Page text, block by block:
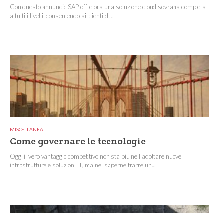
Con questo annuncio SAP offre ora una soluzione cloud sovrana completa
a tutti i livelli, consentendo ai clienti di...
MISCELLANEA
Come governare le tecnologie
Oggi il vero vantaggio competitivo non sta più nell'adottare nuove
infrastrutture e soluzioni IT, ma nel saperne trarre un...